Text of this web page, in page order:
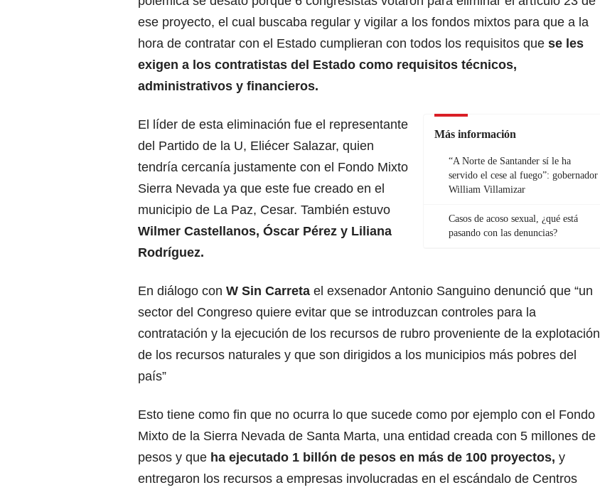
ese proyecto, el cual buscaba regular y vigilar a los fondos mixtos para que a la
hora de contratar con el Estado cumplieran con todos los requisitos que se les
exigen a los contratistas del Estado como requisitos técnicos,
administrativos y financieros.
Más información
“A Norte de Santander sí le ha
servido el cese al fuego”: gobernador
William Villamizar
Casos de acoso sexual, ¿qué está
pasando con las denuncias?
El líder de esta eliminación fue el representante
del Partido de la U, Eliécer Salazar, quien
tendría cercanía justamente con el Fondo Mixto
Sierra Nevada ya que este fue creado en el
municipio de La Paz, Cesar. También estuvo
Wilmer Castellanos, Óscar Pérez y Liliana
Rodríguez.
En diálogo con W Sin Carreta el exsenador Antonio Sanguino denunció que “un
sector del Congreso quiere evitar que se introduzcan controles para la
contratación y la ejecución de los recursos de rubro proveniente de la explotación
de los recursos naturales y que son dirigidos a los municipios más pobres del
país”
Esto tiene como fin que no ocurra lo que sucede como por ejemplo con el Fondo
Mixto de la Sierra Nevada de Santa Marta, una entidad creada con 5 millones de
pesos y que ha ejecutado 1 billón de pesos en más de 100 proyectos, y
entregaron los recursos a empresas involucradas en el escándalo de Centros